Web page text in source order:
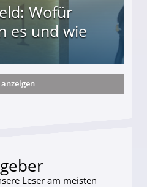
Wofür
es und wie
Leser am meisten